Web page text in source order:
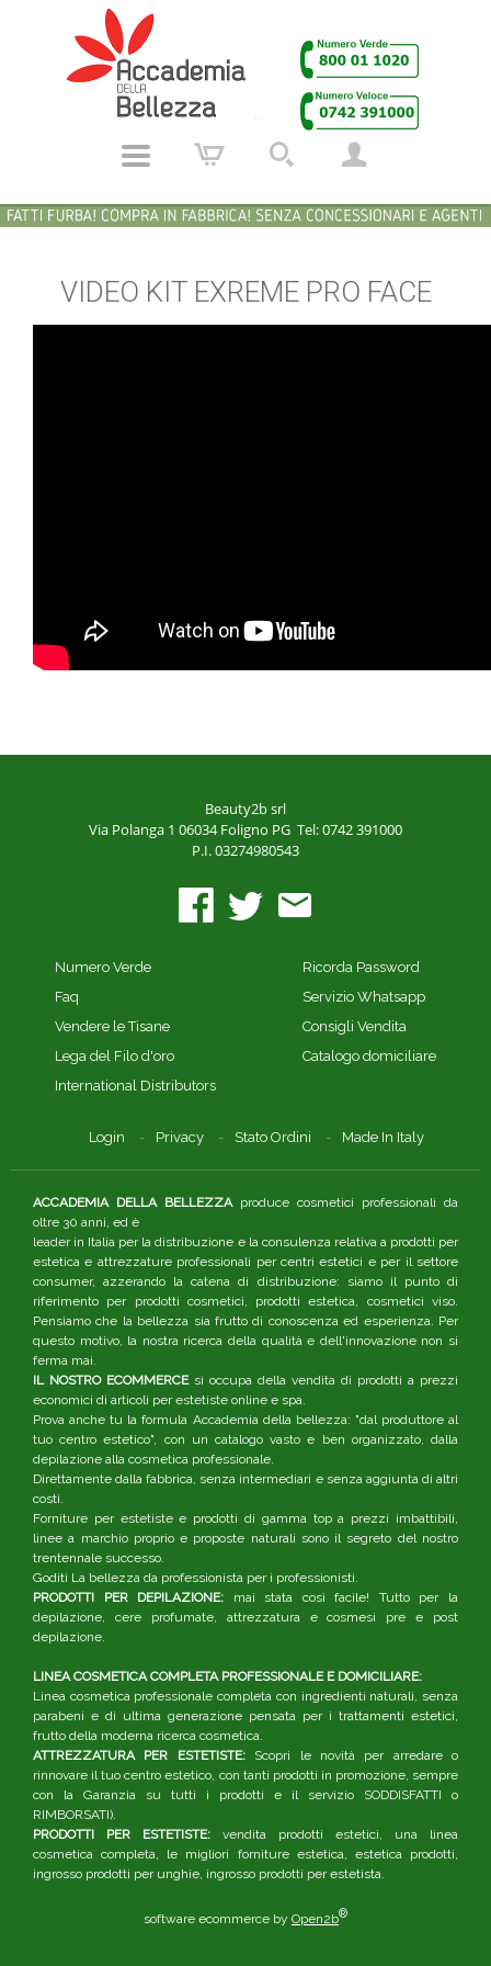
VIDEO KIT EXREME PRO FACE
Beauty2b srl
Via Polanga 1 06034 Foligno PG Tel: 0742 391000
P.I. 03274980543
Numero Verde
Faq
Vendere le Tisane
Lega del Filo d'oro
International Distributors
Ricorda Password
Servizio Whatsapp
Consigli Vendita
Catalogo domiciliare
Login Privacy Stato Ordini Made In Italy
ACCADEMIA DELLA BELLEZZAproduce cosmetici professionali da
oltre 30 anni, ed è
leader in Italia per la distribuzione e la consulenza relativa a prodotti per
estetica e attrezzature professionali per centri estetici e per il settore
consumer, azzerando la catena di distribuzione: siamo il punto di
riferimento per prodotti cosmetici, prodotti estetica, cosmetici viso.
Pensiamo che la bellezza sia frutto di conoscenza ed esperienza. Per
questo motivo, la nostra ricerca della qualità e dell'innovazione non si
ferma mai.
IL NOSTRO ECOMMERCEsi occupa della vendita di prodotti a prezzi
economici di articoli per estetiste online e spa.
Prova anche tu la formula Accademia della bellezza: "dal produttore al
tuo centro estetico", con un catalogo vasto e ben organizzato, dalla
depilazione alla cosmetica professionale.
Direttamente dalla fabbrica, senza intermediari e senza aggiunta di altri
costi.
Forniture per estetiste e prodotti di gamma top a prezzi imbattibili,
linee a marchio proprio e proposte naturali sono il segreto del nostro
trentennale successo.
Goditi La bellezza da professionista per i professionisti.
PRODOTTI PER DEPILAZIONE: mai stata così facile! Tutto per la
depilazione, cere profumate, attrezzatura e cosmesi pre e post
depilazione.
LINEA COSMETICA COMPLETA PROFESSIONALE E DOMICILIARE:
Linea cosmetica professionale completa con ingredienti naturali, senza
parabeni e di ultima generazione pensata per i trattamenti estetici,
frutto della moderna ricerca cosmetica.
ATTREZZATURA PER ESTETISTE:Scopri le novità per arredare o
rinnovare il tuo centro estetico, con tanti prodotti in promozione, sempre
con la Garanzia su tutti i prodotti e il servizio SODDISFATTI o
RIMBORSATI).
PRODOTTI PER ESTETISTE: vendita prodotti estetici, una linea
cosmetica completa, le migliori forniture estetica, estetica prodotti,
ingrosso prodotti per unghie, ingrosso prodotti per estetista.
software ecommerce by Open2b®